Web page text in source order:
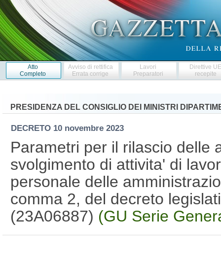
Atto
Completo
Avviso di rettifica
Errata corrige
Lavori
Preparatori
Direttive
recepite
PRESIDENZA DEL CONSIGLIO DEI MINISTRI
DECRETO 10 novembre 2023
Parametri per il rilascio delle
svolgimento di attivita' di
personale delle
comma 2, del decreto
(23A06887) (GU Serie